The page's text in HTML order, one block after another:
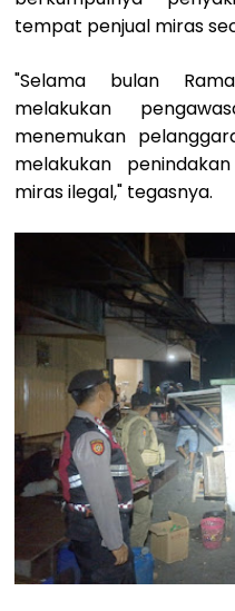
tempat penjual miras
"Selama bulan
melakukan
menemukan
melakukan
miras ilegal," tegasnya.